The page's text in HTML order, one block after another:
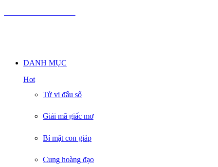
DANH MỤC
Hot
Tử vi đẩu số
Giải mã giấc mơ
Bí mật con giáp
Cung hoàng đạo